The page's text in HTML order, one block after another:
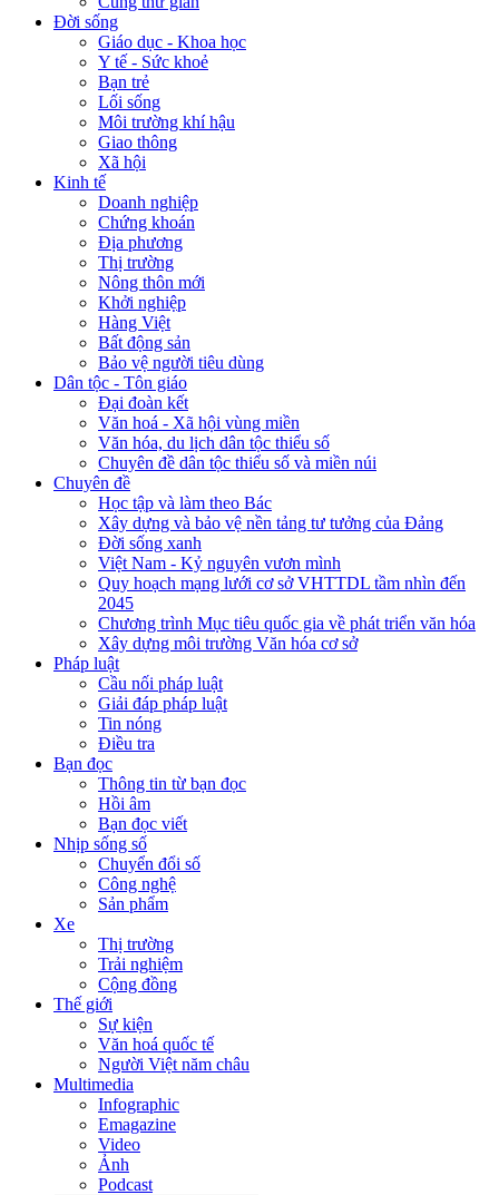
Đời sống
Giáo dục - Khoa học
Y tế - Sức khoẻ
Bạn trẻ
Lối sống
Môi trường khí hậu
Giao thông
Xã hội
Kinh tế
Doanh nghiệp
Chứng khoán
Địa phương
Thị trường
Nông thôn mới
Khởi nghiệp
Hàng Việt
Bất động sản
Bảo vệ người tiêu dùng
Dân tộc - Tôn giáo
Đại đoàn kết
Văn hoá - Xã hội vùng miền
Văn hóa, du lịch dân tộc thiểu số
Chuyên đề dân tộc thiểu số và miền núi
Chuyên đề
Học tập và làm theo Bác
Xây dựng và bảo vệ nền tảng tư tưởng của Đảng
Đời sống xanh
Việt Nam - Kỷ nguyên vươn mình
Quy hoạch mạng lưới cơ sở VHTTDL tầm nhìn đến
2045
Chương trình Mục tiêu quốc gia về phát triển văn hóa
Xây dựng môi trường Văn hóa cơ sở
Pháp luật
Cầu nối pháp luật
Giải đáp pháp luật
Tin nóng
Điều tra
Bạn đọc
Thông tin từ bạn đọc
Hồi âm
Bạn đọc viết
Nhịp sống số
Chuyển đổi số
Công nghệ
Sản phẩm
Xe
Thị trường
Trải nghiệm
Cộng đồng
Thế giới
Sự kiện
Văn hoá quốc tế
Người Việt năm châu
Multimedia
Infographic
Emagazine
Video
Ảnh
Podcast